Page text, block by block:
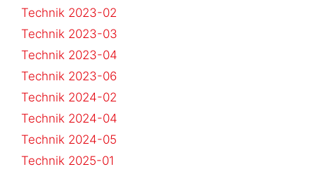
Technik 2023-02
Technik 2023-03
Technik 2023-04
Technik 2023-06
Technik 2024-02
Technik 2024-04
Technik 2024-05
Technik 2025-01